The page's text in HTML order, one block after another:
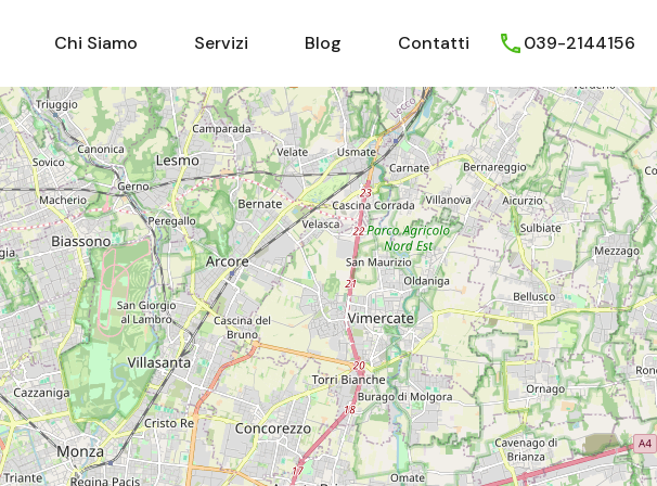
Immobili Chi Siamo Servizi Blog Contatti
Chi Siamo Servizi Blog Contatti 039-2144156